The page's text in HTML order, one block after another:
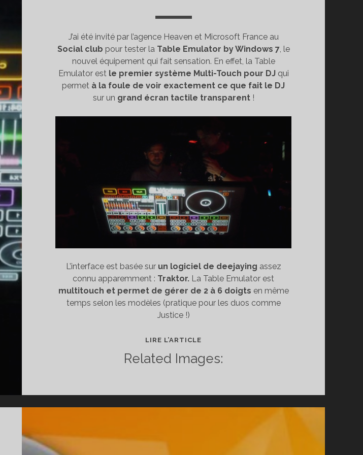
J’ai été invité par l’agence Heaven et Microsoft France au
Social club pour tester la Table Emulator by Windows 7, le
nouvel équipement qui fait sensation. En effet, la Table
Emulator est le premier système Multi-Touch pour DJqui
permet à la foule de voir exactement ce que fait le DJ
sur un grand écran tactile transparent!
L’interface est basée sur un logiciel de deejaying assez
connu apparemment : Traktor. La Table Emulator est
multitouch et permet de gérer de 2 à 6 doigts en même
temps selon les modèles (pratique pour les duos comme
Justice !)
LIRE L’ARTICLE
EMULATOR
Related Images: